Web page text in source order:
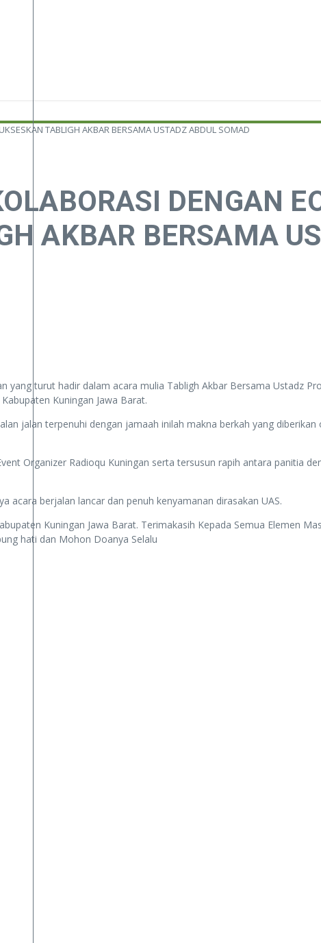
TABLIGH AKBAR BERSAMA USTADZ ABDUL SOMAD
DENGAN
AKBAR BERSAMA
turut hadir dalam acara mulia Tabligh Akbar Bersama Ustadz
Kuningan Jawa Barat.
jalan terpenuhi dengan jamaah inilah makna berkah yang diberikan
Organizer Radioqu Kuningan serta tersusun rapih antara panitia
acara berjalan lancar dan penuh kenyamanan dirasakan UAS.
Kuningan Jawa Barat. Terimakasih Kepada Semua Elemen
hati dan Mohon Doanya Selalu